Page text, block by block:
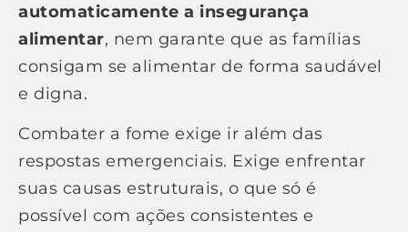
automaticamente a insegurança
alimentar, nem garante que as famílias
consigam se alimentar de forma saudável
e digna.
Combater a fome exige ir além das
respostas emergenciais. Exige enfrentar
suas causas estruturais, o que só é
possível com ações consistentes e